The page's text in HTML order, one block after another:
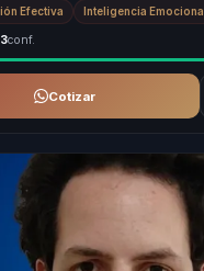
Efectiva Inteligencia Emocional
3conf.
Cotizar